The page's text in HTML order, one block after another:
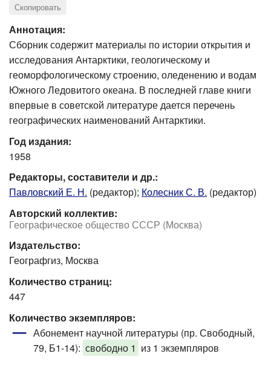
Скопировать
Аннотация:
Сборник содержит материалы по истории открытия и
исследования Антарктики, геологическому и
геоморфологическому строению, оледенению и водам
Южного Ледовитого океана. В последней главе книги
впервые в советской литературе дается перечень
географических наименований Антарктики.
Год издания:
1958
Редакторы, составители и др.:
Павловский Е. Н. (редактор); Колесник С. В. (редактор)
Авторский коллектив:
Географическое общество СССР (Москва)
Издательство:
Географгиз, Москва
Количество страниц:
447
Количество экземпляров:
Абонемент научной литературы (пр. Свободный,
79, Б1-14): свободно 1 из 1 экземпляров